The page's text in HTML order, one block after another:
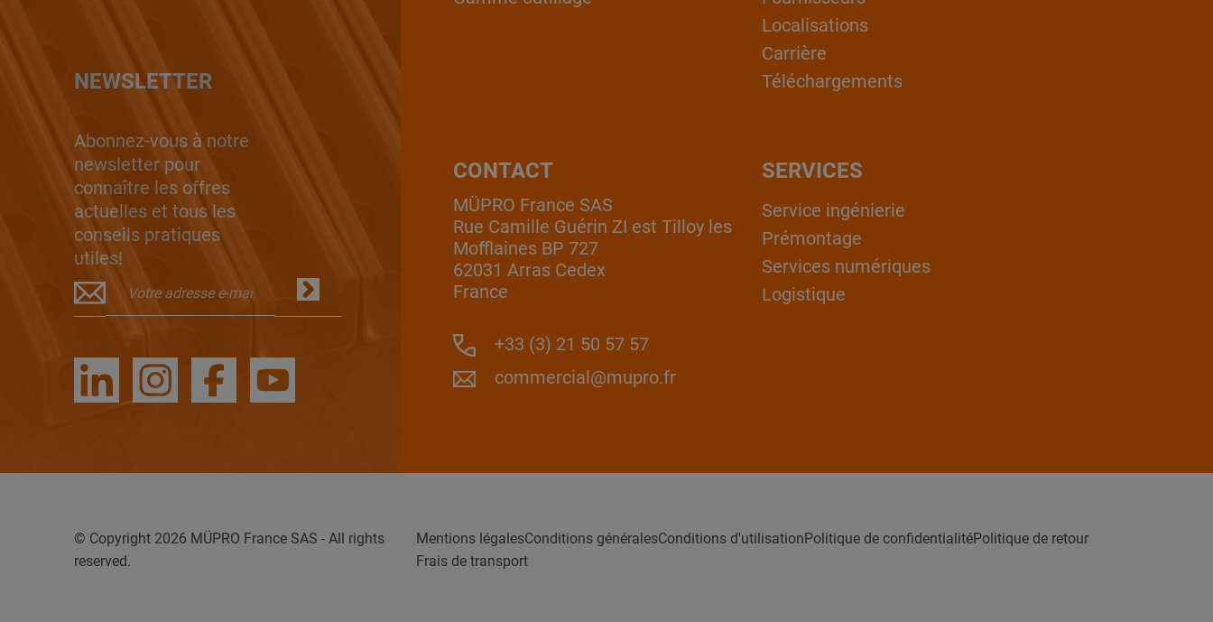
NEWSLETTER
Abonnez-vous à notre
newsletter pour
connaître les offres
actuelles et tous les
conseils pratiques
utiles!
Localisations
Carrière
Téléchargements
CONTACT
MÜPRO France SAS
Rue Camille Guérin ZI est Tilloy les
Mofflaines BP 727
62031 Arras Cedex
France
+33 (3) 21 50 57 57
commercial@mupro.fr
SERVICES
Service ingénierie
Prémontage
Services numériques
Logistique
© Copyright 2026 MÜPRO France SAS - All rights
reserved.
Mentions légalesConditions généralesConditions d'utilisationPolitique de confidentialitéPolitique de retour
Frais de transport